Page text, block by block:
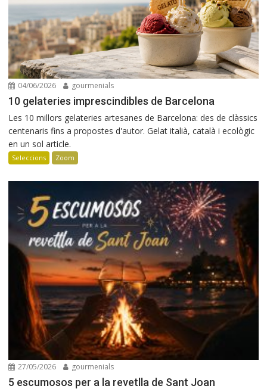
04/06/2026 gourmenials
10 gelateries imprescindibles de Barcelona
Les 10 millors gelateries artesanes de Barcelona: des de clàssics
centenaris fins a propostes d'autor. Gelat italià, català i ecològic
en un sol article.
Seleccions Zoom
27/05/2026 gourmenials
5 escumosos per a la revetlla de Sant Joan